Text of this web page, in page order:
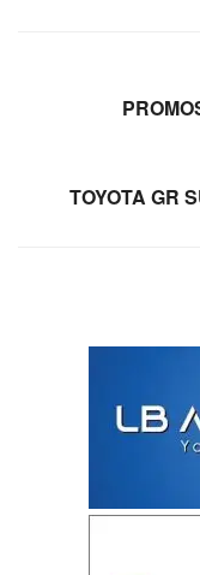
TOYOTA GR